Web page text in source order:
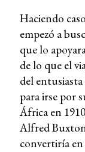
Haciendo
empezó a
que lo
de lo que el
del
para irse por
África en
Alfred
convertiría